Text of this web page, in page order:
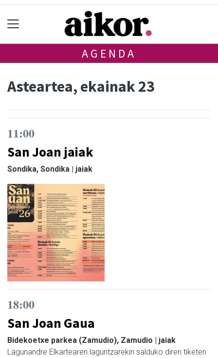
AGENDA
Asteartea, ekainak 23
11:00
San Joan jaiak
Sondika, Sondika | jaiak
18:00
San Joan Gaua
Bidekoetxe parkea (Zamudio), Zamudio | jaiak
Lagunandre Elkartearen laguntzarekin salduko diren tiketen